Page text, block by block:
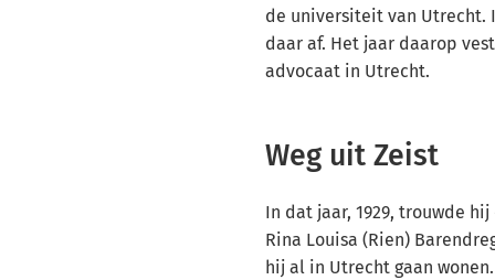
de universiteit van Utrecht.
daar af. Het jaar daarop
advocaat in Utrecht.
Weg uit Zeist
In dat jaar, 1929, trouwde
Rina Louisa (Rien)
hij al in Utrecht gaan